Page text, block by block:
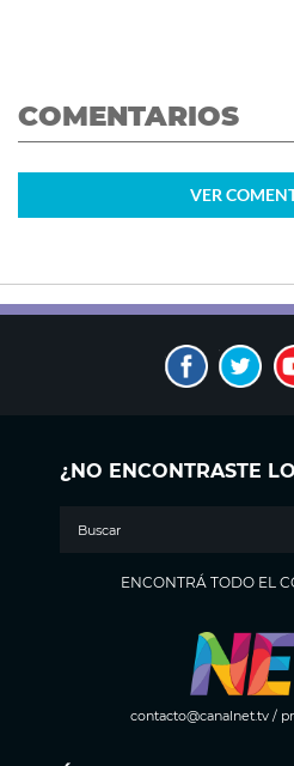
COMENTARIOS
VER
¿NO ENCONTRASTE
ENCONTRÁ TODO EL
contacto@canalnet.tv/